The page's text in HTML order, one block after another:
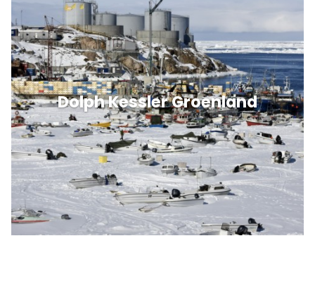
Dolph Kessler Groenland